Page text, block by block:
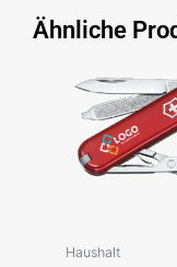
Ähnliche
Haushalt